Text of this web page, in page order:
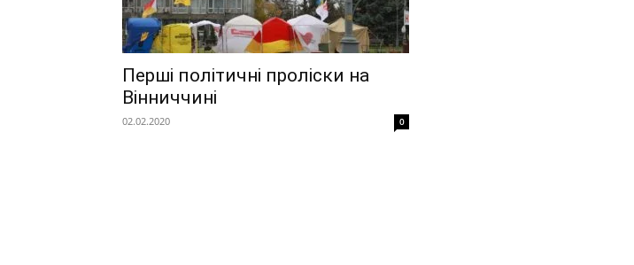
Перші політичні проліски на
Вінниччині
02.02.2020 0